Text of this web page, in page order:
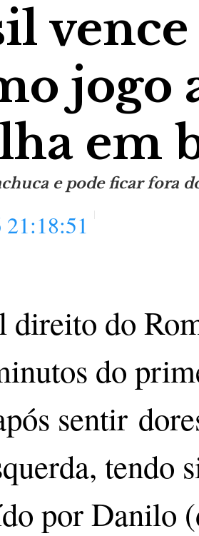
jogo
em
e pode ficar fora
direito do
do
sentir
tendo
por Danilo